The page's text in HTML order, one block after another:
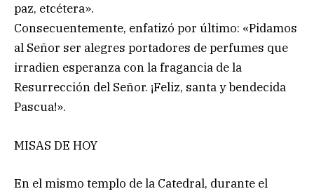
paz, etcétera».
Consecuentemente, enfatizó por último: «Pidamos
al Señor ser alegres portadores de perfumes que
irradien esperanza con la fragancia de la
Resurrección del Señor. ¡Feliz, santa y bendecida
Pascua!».
MISAS DE HOY
En el mismo templo de la Catedral, durante el